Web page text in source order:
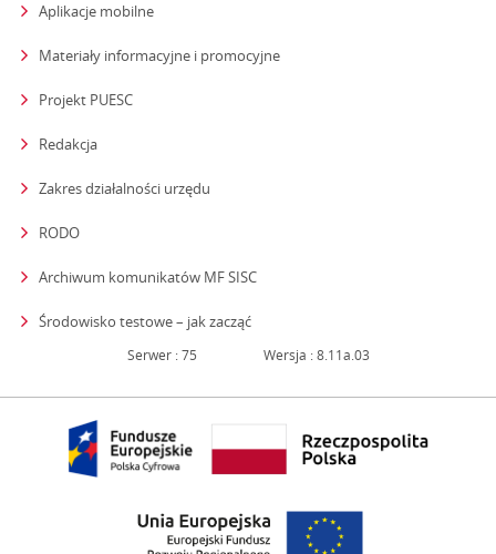
Aplikacje mobilne
Materiały informacyjne i promocyjne
Projekt PUESC
Redakcja
Zakres działalności urzędu
RODO
Archiwum komunikatów MF SISC
Środowisko testowe – jak zacząćstrona otwiera się w nowym oknie
Serwer : 75 Wersja : 8.11a.03